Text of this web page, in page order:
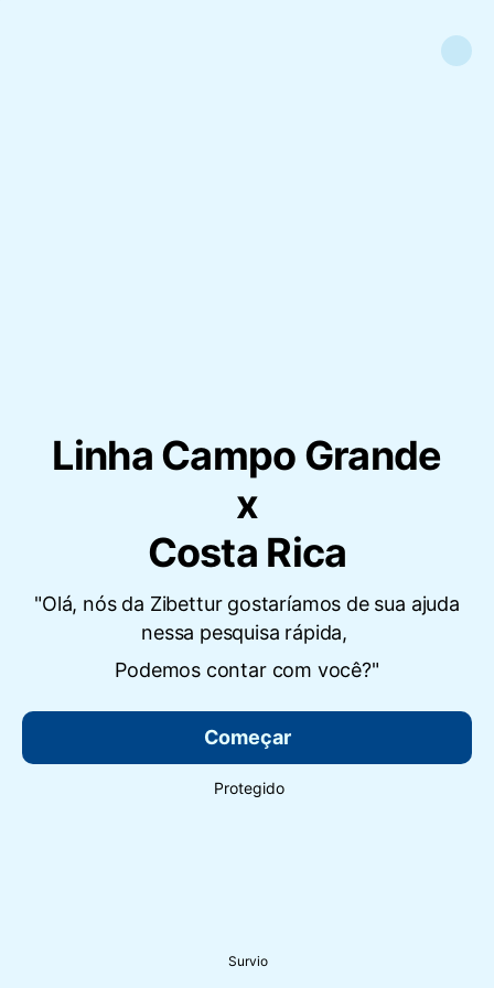
Linha Campo Grande
x
Costa Rica
"Olá, nós da Zibettur gostaríamos de sua ajuda
nessa pesquisa rápida,
Podemos contar com você?"
Começar
Protegido
Survio